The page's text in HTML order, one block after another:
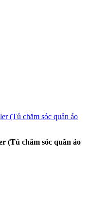
(Tủ chăm sóc quần áo